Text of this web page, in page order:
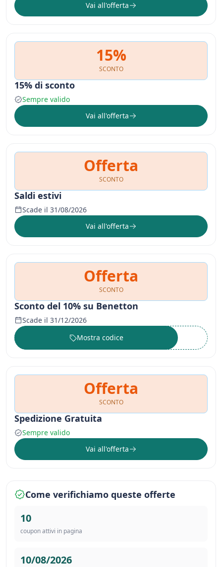
Vai all'offerta
15%
SCONTO
15% di sconto
Sempre valido
Vai all'offerta
Offerta
SCONTO
Saldi estivi
Scade il 31/08/2026
Vai all'offerta
Offerta
SCONTO
Sconto del 10% su Benetton
Scade il 31/12/2026
••••••
Mostra codice
Offerta
SCONTO
Spedizione Gratuita
Sempre valido
Vai all'offerta
Come verifichiamo queste offerte
10
coupon attivi in pagina
10/08/2026